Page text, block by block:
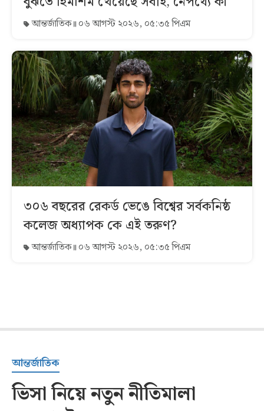
আন্তর্জাতিক ০৬ আগস্ট ২০২৬, ০৫:৩৫ পিএম
৩০৬ বছরের রেকর্ড ভেঙে বিশ্বের সর্বকনিষ্ঠ
কলেজ অধ্যাপক কে এই তরুণ?
আন্তর্জাতিক ০৬ আগস্ট ২০২৬, ০৫:৩৫ পিএম
আন্তর্জাতিক
ভিসা নিয়ে নতুন নীতিমালা